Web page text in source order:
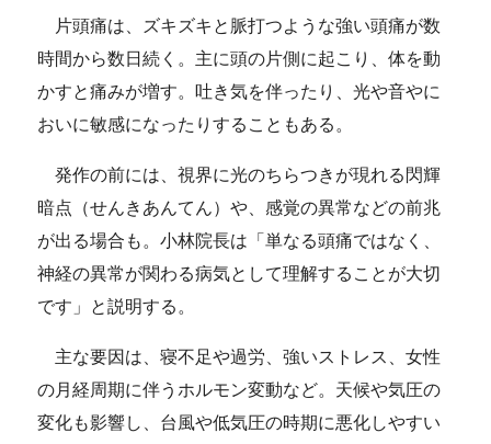
片頭痛は、ズキズキと脈打つような強い頭痛が数
時間から数日続く。主に頭の片側に起こり、体を動
かすと痛みが増す。吐き気を伴ったり、光や音やに
おいに敏感になったりすることもある。
発作の前には、視界に光のちらつきが現れる閃輝
暗点（せんきあんてん）や、感覚の異常などの前兆
が出る場合も。小林院長は「単なる頭痛ではなく、
神経の異常が関わる病気として理解することが大切
です」と説明する。
主な要因は、寝不足や過労、強いストレス、女性
の月経周期に伴うホルモン変動など。天候や気圧の
変化も影響し、台風や低気圧の時期に悪化しやすい